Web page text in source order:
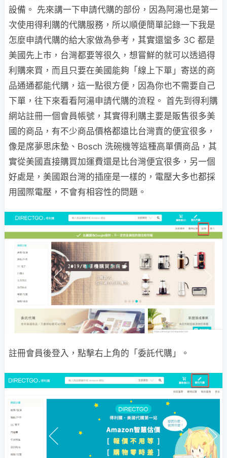
設備。 先來講一下申請代購的部份，因為阿湯也是第一
次使用得利購的代購服務，所以順便簡單記錄一下我是
怎麼申請代購的給大家做為參考，其實還蠻多 3C 都是
美國先上市，台灣都要等很久，想嘗鮮的就可以透過得
利購來買，而且只要在美國能夠「線上下單」寄送的商
品通通都能代購，這一點很方便，因為你也不需要自己
下單，往下來看看阿湯申請代購的流程。 首先到得利購
網站註冊一個會員帳號，其實得利購主要是販售很多美
國的商品，有不少商品價格都遠比台灣賣的便宜很多，
像是席夢思床墊、Bosch 洗碗機等這種高單價商品，其
實從美國直接購買加運費還是比台灣便宜很多，另一個
好處是，美國跟台灣的插座是一樣的，電壓大多也都採
用國際電壓，不會有相容性的問題。
註冊會員後登入，點擊右上角的「委託代購」。